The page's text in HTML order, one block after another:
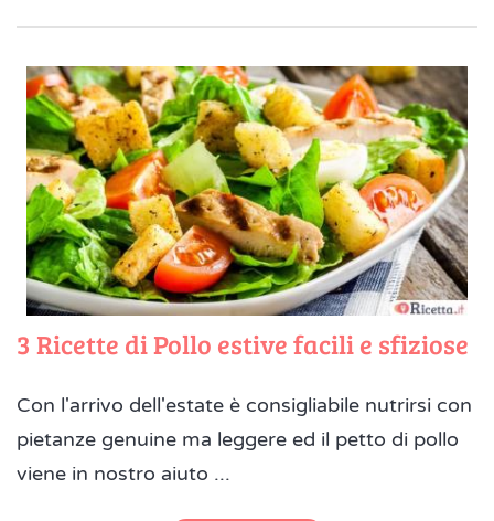
3 Ricette di Pollo estive facili e sfiziose
Con l'arrivo dell'estate è consigliabile nutrirsi con
pietanze genuine ma leggere ed il petto di pollo
viene in nostro aiuto ...